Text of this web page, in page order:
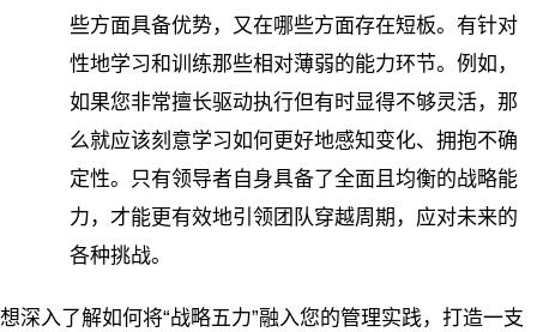
些方面具备优势，又在哪些方面存在短板。有针对
性地学习和训练那些相对薄弱的能力环节。例如，
如果您非常擅长驱动执行但有时显得不够灵活，那
么就应该刻意学习如何更好地感知变化、拥抱不确
定性。只有领导者自身具备了全面且均衡的战略能
力，才能更有效地引领团队穿越周期，应对未来的
各种挑战。
想深入了解如何将“战略五力”融入您的管理实践，打造一支